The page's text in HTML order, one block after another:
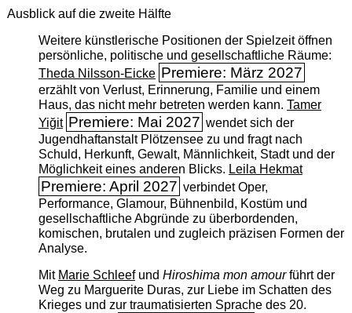
Ausblick auf die zweite Hälfte
Weitere künstlerische Positionen der Spielzeit öffnen
persönliche, politische und gesellschaftliche Räume:
Theda Nilsson-Eicke Premiere: März 2027
erzählt von Verlust, Erinnerung, Familie und einem
Haus, das nicht mehr betreten werden kann. Tamer
Yiğit Premiere: Mai 2027 wendet sich der
Jugendhaftanstalt Plötzensee zu und fragt nach
Schuld, Herkunft, Gewalt, Männlichkeit, Stadt und der
Möglichkeit eines anderen Blicks. Leila Hekmat
Premiere: April 2027 verbindet Oper,
Performance, Glamour, Bühnenbild, Kostüm und
gesellschaftliche Abgründe zu überbordenden,
komischen, brutalen und zugleich präzisen Formen der
Analyse.
Mit Marie Schleefund Hiroshima mon amourführt der
Weg zu Marguerite Duras, zur Liebe im Schatten des
Krieges und zur traumatisierten Sprache des 20.